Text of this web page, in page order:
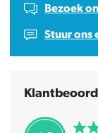
Bezoek
Stuur ons